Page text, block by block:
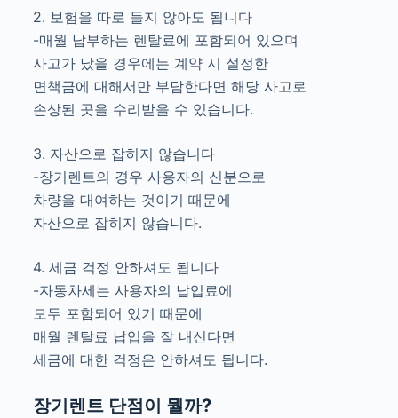
2. 보험을 따로 들지 않아도 됩니다
-매월 납부하는 렌탈료에 포함되어 있으며
사고가 났을 경우에는 계약 시 설정한
면책금에 대해서만 부담한다면 해당 사고로
손상된 곳을 수리받을 수 있습니다.
3. 자산으로 잡히지 않습니다
-장기렌트의 경우 사용자의 신분으로
차량을 대여하는 것이기 때문에
자산으로 잡히지 않습니다.
4. 세금 걱정 안하셔도 됩니다
-자동차세는 사용자의 납입료에
모두 포함되어 있기 때문에
매월 렌탈료 납입을 잘 내신다면
세금에 대한 걱정은 안하셔도 됩니다.
장기렌트 단점이 뭘까?